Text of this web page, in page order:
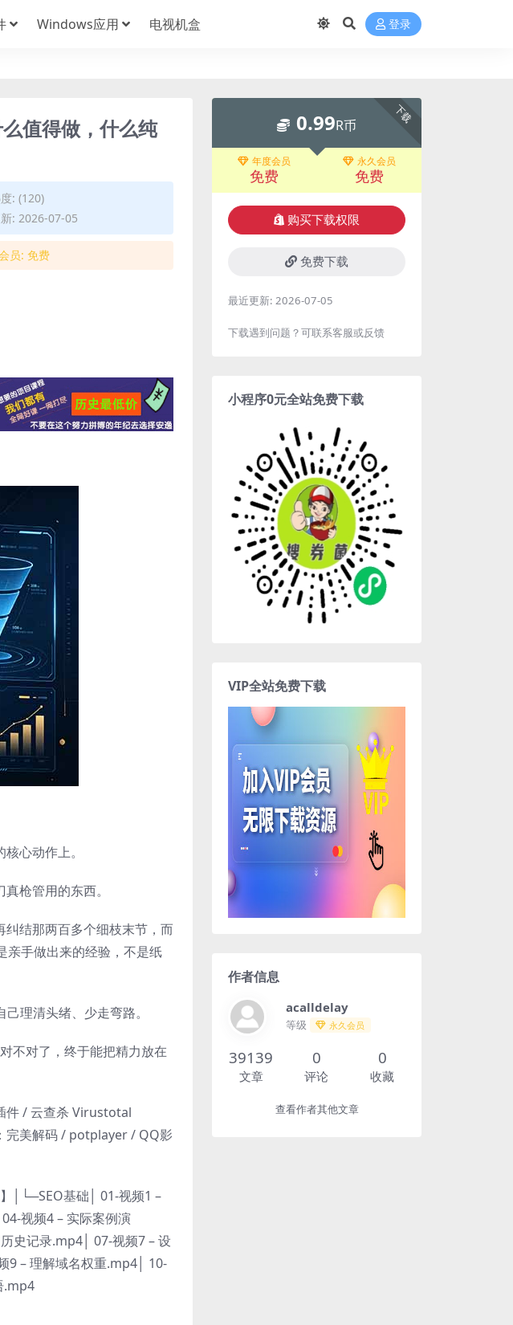
Windows应用 电视机盒 登录
值得做，什么纯
: (120)
: 2026-07-05
员: 免费
心动作上。
枪管用的东西。
结那两百多个细枝末节，而
手做出来的经验，不是纸
理清头绪、少走弯路。
不对了，终于能把精力放在
件 / 云查杀 Virustotal
完美解码 / potplayer / QQ影
│└─SEO基础│ 01-视频1 –
视频4 – 实际案例演
史记录.mp4│ 07-视频7 – 设
9 – 理解域名权重.mp4│ 10-
.mp4
下载
0.99R币
年度会员
免费
永久会员
免费
购买下载权限
免费下载
最近更新: 2026-07-05
下载遇到问题？可联系客服或反馈
小程序0元全站免费下载
VIP全站免费下载
作者信息
acalldelay
等级 永久会员
39139
文章
0
评论
0
收藏
查看作者其他文章